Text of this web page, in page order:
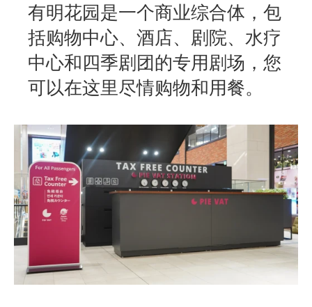
有明花园是一个商业综合体，包
括购物中心、酒店、剧院、水疗
中心和四季剧团的专用剧场，您
可以在这里尽情购物和用餐。